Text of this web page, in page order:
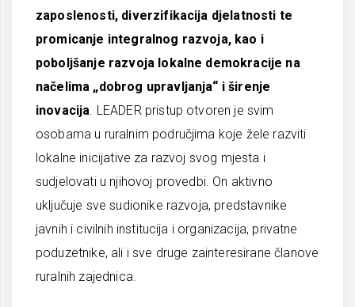
zaposlenosti, diverzifikacija djelatnosti te
promicanje integralnog razvoja, kao i
poboljšanje razvoja lokalne demokracije na
načelima „dobrog upravljanja“ i širenje
inovacija. LEADER pristup otvoren je svim
osobama u ruralnim područjima koje žele razviti
lokalne inicijative za razvoj svog mjesta i
sudjelovati u njihovoj provedbi. On aktivno
uključuje sve sudionike razvoja, predstavnike
javnih i civilnih institucija i organizacija, privatne
poduzetnike, ali i sve druge zainteresirane članove
ruralnih zajednica.